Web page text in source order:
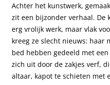
Achter het kunstwerk,
zit een bijzonder verhaal. De
erg vrolijk werk, maar vlak
kreeg ze slecht nieuws: haar
bed hebben gedeeld met
zich uit door de zakjes verf,
altaar, kapot te schieten met